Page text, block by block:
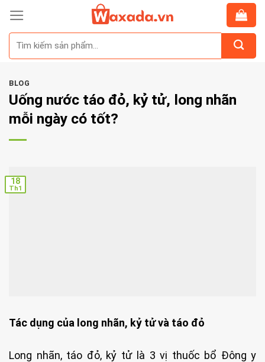
Skip
content
BLOG
Uống nước táo đỏ, kỷ tử, long nhãn
mỗi ngày có tốt?
18
Th1
Tác dụng của long nhãn, kỷ tử và táo đỏ
Long nhãn, táo đỏ, kỷ tử là 3 vị thuốc bổ Đông y